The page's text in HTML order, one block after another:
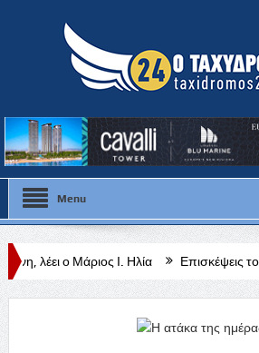
Menu
Ι. Ηλία Επισκέψεις του νέου
Πίνακας (VIES) για τον